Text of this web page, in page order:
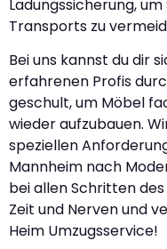
Ladungssicherung,
Transports zu
Bei uns kannst du dir
erfahrenen Profis
geschult, um Möbel
wieder aufzubauen.
speziellen
Mannheim nach
bei allen Schritten
Zeit und Nerven und
Heim Umzugsservice!